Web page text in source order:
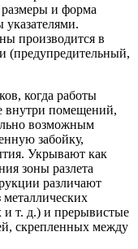
и форма
производится в
(предупредительный,
когда работы
внутри помещений,
возможным
забойку,
Укрывают как
зоны разлета
различают
и т. д.) и прерывистые
скрепленных между